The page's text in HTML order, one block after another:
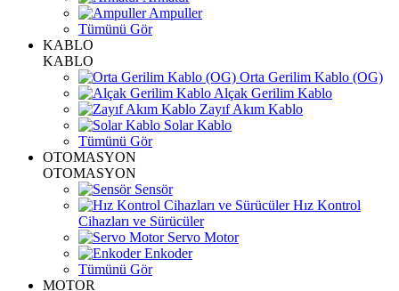
Ampuller
Tümünü Gör
KABLO
KABLO
Orta Gerilim Kablo (OG)
Alçak Gerilim Kablo
Zayıf Akım Kablo
Solar Kablo
Tümünü Gör
OTOMASYON
OTOMASYON
Sensör
Hız Kontrol
Cihazları ve Sürücüler
Servo Motor
Enkoder
Tümünü Gör
MOTOR